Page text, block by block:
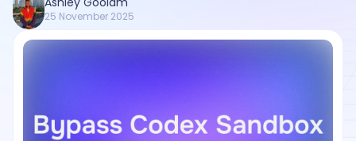
25 November 2025